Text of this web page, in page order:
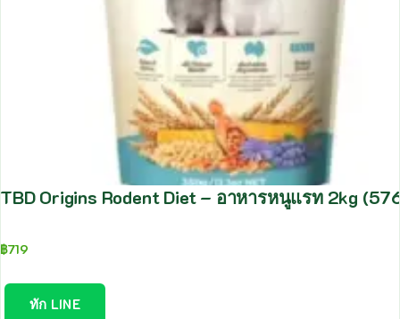
TBD Origins Rodent Diet – อาหารหนูแรท 2kg
฿719
ทัก LINE